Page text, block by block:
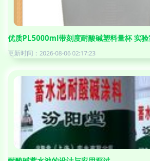
优质PL5000ml带刻度耐酸碱塑料量杯 实验
更新时间：2026-08-06 02:17:23